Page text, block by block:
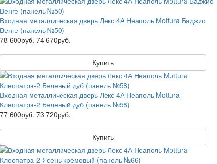
Входная металлическая дверь Лекс 4А Неаполь Mottura Баджио
Венге (панель №50)
78 600руб. 74 670руб.
Купить
Входная металлическая дверь Лекс 4А Неаполь Mottura
Клеопатра-2 Беленый дуб (панель №58)
77 600руб. 73 720руб.
Купить